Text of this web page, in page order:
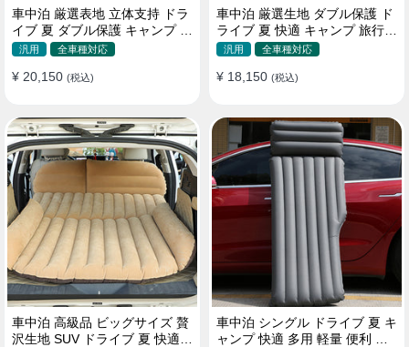
車中泊 厳選表地 立体支持 ドラ
イブ 夏 ダブル保護 キャンプ 旅
行 収納便利 取付簡単 全車種 エ
汎用 全車種対応
¥ 20,150 (税込)
車中泊 厳選生地 ダブル保護 ド
ライブ 夏 快適 キャンプ 旅行
収納便利 全車種 多色 エアーベ
汎用 全車種対応
¥ 18,150 (税込)
車中泊 高級品 ビッグサイズ 贅
沢生地 SUV ドライブ 夏 快適
車中泊 シングル ドライブ 夏 キ
ャンプ 快適 多用 軽量 便利 省